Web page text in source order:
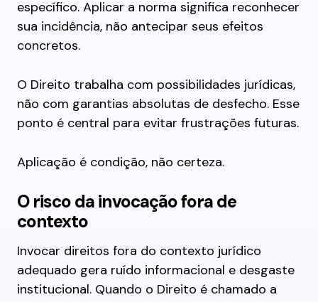
específico. Aplicar a norma significa reconhecer
sua incidência, não antecipar seus efeitos
concretos.
O Direito trabalha com possibilidades jurídicas,
não com garantias absolutas de desfecho. Esse
ponto é central para evitar frustrações futuras.
Aplicação é condição, não certeza.
O risco da invocação fora de
contexto
Invocar direitos fora do contexto jurídico
adequado gera ruído informacional e desgaste
institucional. Quando o Direito é chamado a